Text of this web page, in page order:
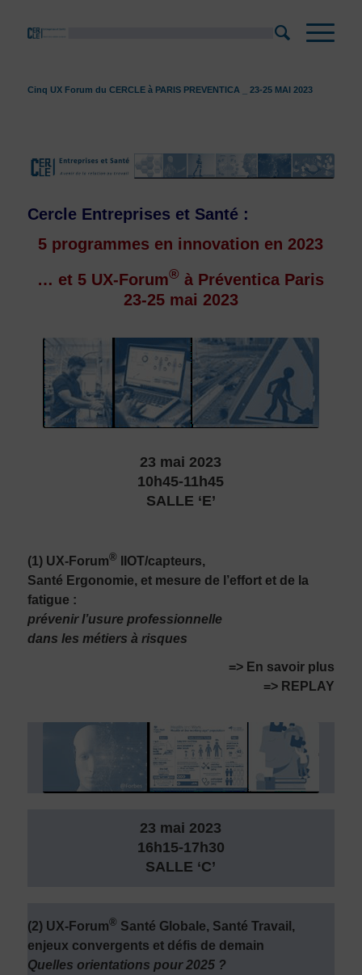
Cinq UX Forum du CERCLE à PARIS PREVENTICA _ 23-25 MAI 2023
Cercle Entreprises et Santé :
5 programmes en innovation en 2023
… et 5 UX-Forum® à Préventica Paris
23-25 mai 2023
23 mai 2023
10h45-11h45
SALLE ‘E’
(1) UX-Forum®
IIOT/capteurs,
Santé Ergonomie, et mesure de l’effort et de la
fatigue :
prévenir l’usure professionnelle
dans les métiers à risques
=> En savoir plus
=> REPLAY
23 mai 2023
16h15-17h30
SALLE ‘C’
(2) UX-Forum® Santé Globale, Santé Travail,
enjeux convergents et défis de demain
Quelles orientations pour 2025 ?